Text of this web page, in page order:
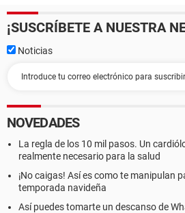
¡SUSCRÍBETE A NUESTRA
Noticias
NOVEDADES
La regla de los 10 mil pasos. Un
realmente necesario para la salud
¡No caigas! Así es como te manipulan
temporada navideña
Así puedes tomarte un descanso de